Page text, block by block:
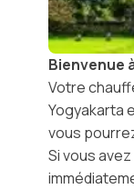
Bienvenue
Votre
Yogyakarta
vous
Si vous